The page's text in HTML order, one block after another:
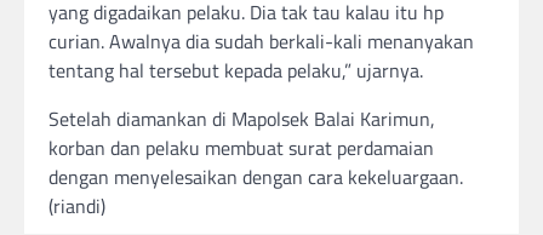
yang digadaikan pelaku. Dia tak tau kalau itu hp
curian. Awalnya dia sudah berkali-kali menanyakan
tentang hal tersebut kepada pelaku,” ujarnya.
Setelah diamankan di Mapolsek Balai Karimun,
korban dan pelaku membuat surat perdamaian
dengan menyelesaikan dengan cara kekeluargaan.
(riandi)